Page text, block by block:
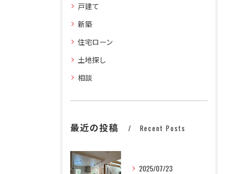
戸建て
新築
住宅ローン
土地探し
相談
最近の投稿 Recent Posts
2025/07/23